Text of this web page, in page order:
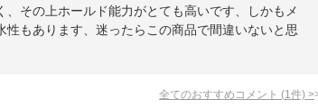
その上ホールド能力がとても高いです、しかもメ
性もあります、迷ったらこの商品で間違いないと思
全てのおすすめコメント (1 件) >